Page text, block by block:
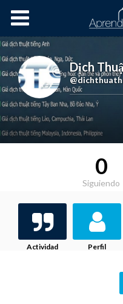
Cursos OnLine
Dịch
0
Siguiendo
Actividad Perfil